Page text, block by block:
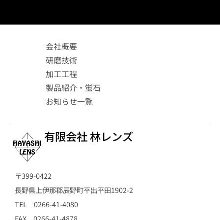
有限会社 林レンズ
〒399-0422
長野県上伊那郡辰野町平出平田1902-2
TEL 0266-41-4080
会社概要
研磨技術
加工工程
製品紹介・蛍石
お知らせ一覧